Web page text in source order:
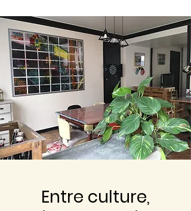
Entre culture,